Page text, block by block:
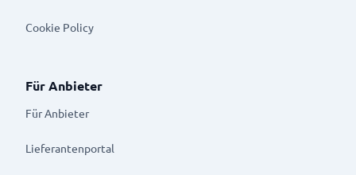
Cookie Policy
Für Anbieter
Für Anbieter
Lieferantenportal